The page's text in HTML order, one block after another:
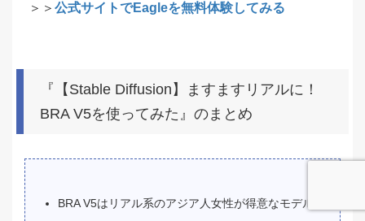
＞＞ 公式サイトでEagleを無料体験してみる
『【Stable Diffusion】ますますリアルに！
BRA V5を使ってみた』のまとめ
BRA V5はリアル系のアジア人女性が得意なモデル